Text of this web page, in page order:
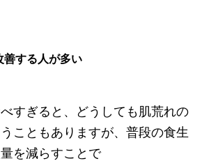
善する人が多い
すぎると、どうしても肌荒れの
こともありますが、普段の食生
を減らすことで